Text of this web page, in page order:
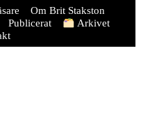
Om Brit Stakston
Publicerat
Arkivet